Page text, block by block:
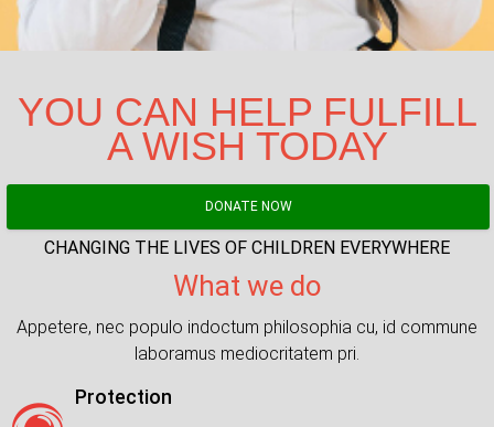
YOU CAN HELP FULFILL
A WISH TODAY
DONATE NOW
CHANGING THE LIVES OF CHILDREN EVERYWHERE
What we do
Appetere, nec populo indoctum philosophia cu, id commune
laboramus mediocritatem pri.
Protection